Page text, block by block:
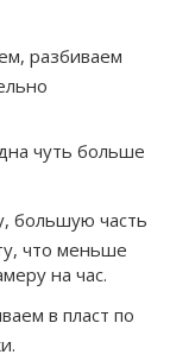
разбиваем
чуть больше
большую часть
что меньше
на час.
в пласт по